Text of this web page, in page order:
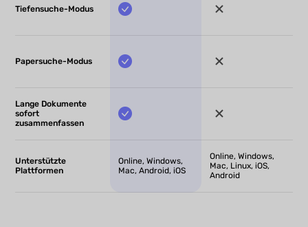
Tiefensuche-Modus
Papersuche-Modus
Lange Dokumente
sofort
zusammenfassen
Unterstützte
Plattformen
Online, Windows,
Mac, Android, iOS
Online, Windows,
Mac, Linux, iOS,
Android